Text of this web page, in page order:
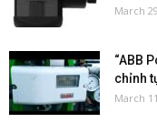
March
“ABB
chỉnh
March